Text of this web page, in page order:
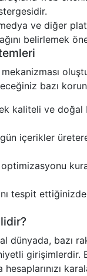
ve diğer
belirlemek
mekanizması
bazı
kaliteli ve
içerikler
tespit
dünyada, bazı
girişimlerdir.